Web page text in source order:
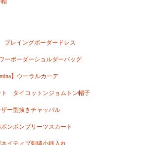
プレイングボーダードレス
ーボーダーショルダーバッグ
】ウーラルカーデ
タイコットンジョムトン帽子
ザー型抜きチャッパル
ンポンプリーツスカート
イティブ刺繍小銭入れ